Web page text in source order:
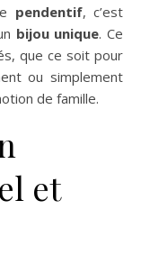
pendentif, c’est
bijou unique. Ce
que ce soit pour
ou simplement
de famille.
et